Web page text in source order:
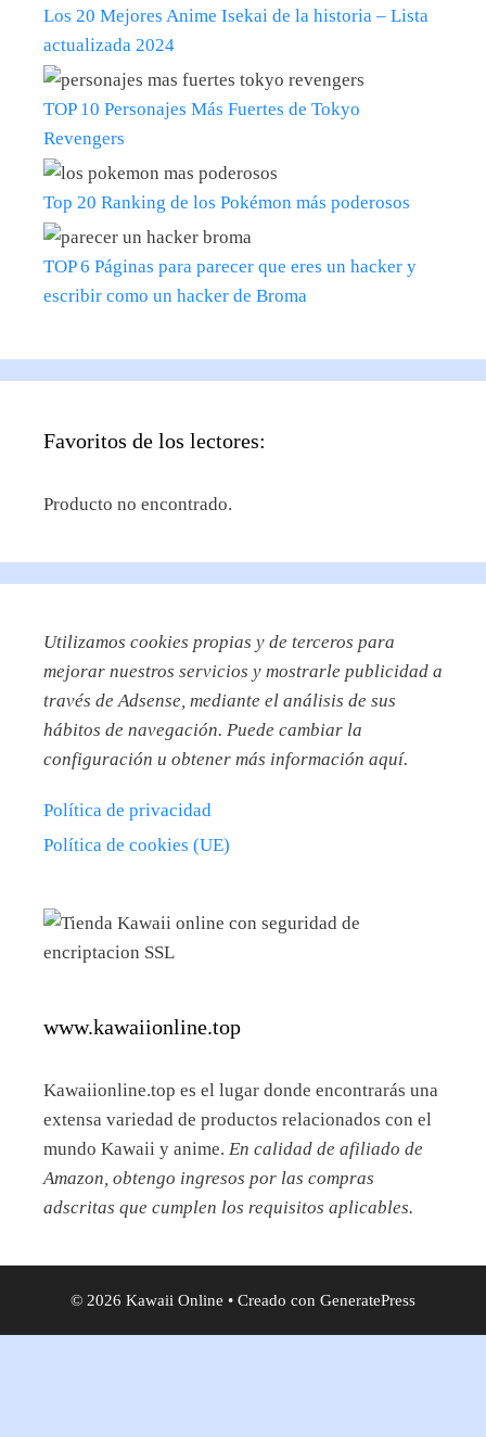
Los 20 Mejores Anime Isekai de la historia – Lista
actualizada 2024
TOP 10 Personajes Más Fuertes de Tokyo
Revengers
Top 20 Ranking de los Pokémon más poderosos
TOP 6 Páginas para parecer que eres un hacker y
escribir como un hacker de Broma
Favoritos de los lectores:
Producto no encontrado.
Utilizamos cookies propias y de terceros para
mejorar nuestros servicios y mostrarle publicidad a
través de Adsense, mediante el análisis de sus
hábitos de navegación. Puede cambiar la
configuración u obtener más información aquí.
Política de privacidad
Política de cookies (UE)
www.kawaiionline.top
Kawaiionline.top es el lugar donde encontrarás una
extensa variedad de productos relacionados con el
mundo Kawaii y anime. En calidad de afiliado de
Amazon, obtengo ingresos por las compras
adscritas que cumplen los requisitos aplicables.
© 2026 Kawaii Online • Creado con GeneratePress